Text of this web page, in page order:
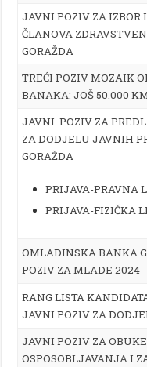
JAVNI POZIV ZA IZBOR
ČLANOVA
GORAŽDA
TREĆI POZIV MOZAIK
BANAKA: JOŠ 50.000
JAVNI POZIV ZA
ZA DODJELU JAVNIH
GORAŽDA
PRIJAVA-PRAVNA
PRIJAVA-FIZIČKA
OMLADINSKA BANKA
POZIV ZA MLADE 2024
RANG LISTA
JAVNI POZIV ZA
JAVNI POZIV ZA
OSPOSOBLJAVANJA I